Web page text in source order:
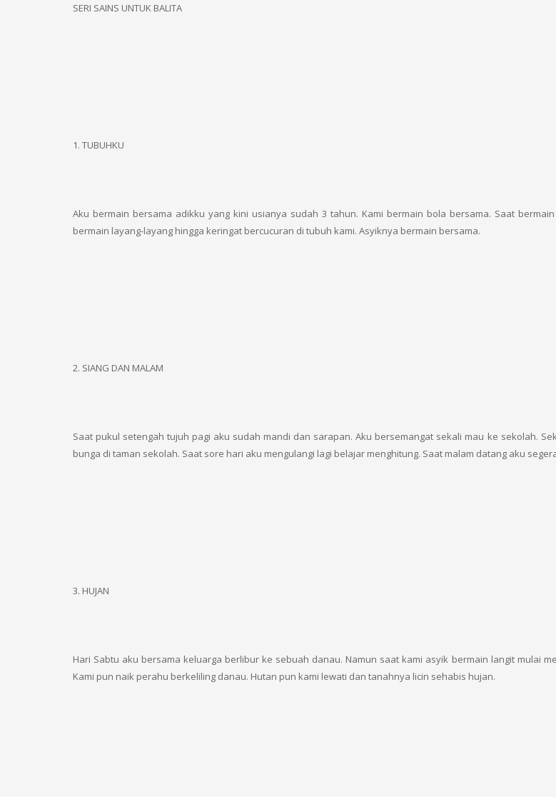
SERI SAINS UNTUK BALITA
1. TUBUHKU
Aku bermain bersama adikku yang kini usianya sudah 3 tahun. Kami bermain bola bersama. Saat
bermain layang-layang hingga keringat bercucuran di tubuh kami. Asyiknya bermain bersama.
2. SIANG DAN MALAM
Saat pukul setengah tujuh pagi aku sudah mandi dan sarapan. Aku bersemangat sekali mau ke sekolah.
bunga di taman sekolah. Saat sore hari aku mengulangi lagi belajar menghitung. Saat malam datang aku
3. HUJAN
Hari Sabtu aku bersama keluarga berlibur ke sebuah danau. Namun saat kami asyik bermain langit mulai
Kami pun naik perahu berkeliling danau. Hutan pun kami lewati dan tanahnya licin sehabis hujan.